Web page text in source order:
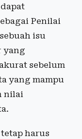
Penilai
isu
yang
sebelum
yang mampu
nilai
harus